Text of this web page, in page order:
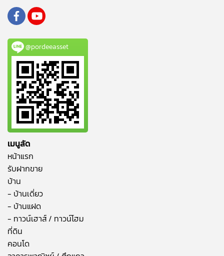
@pordeeasset
เมนูลัด
หน้าแรก
รับฝากขาย
บ้าน
- บ้านเดี่ยว
- บ้านแฝด
- ทาวน์เฮาส์ / ทาวน์โฮม
ที่ดิน
คอนโด